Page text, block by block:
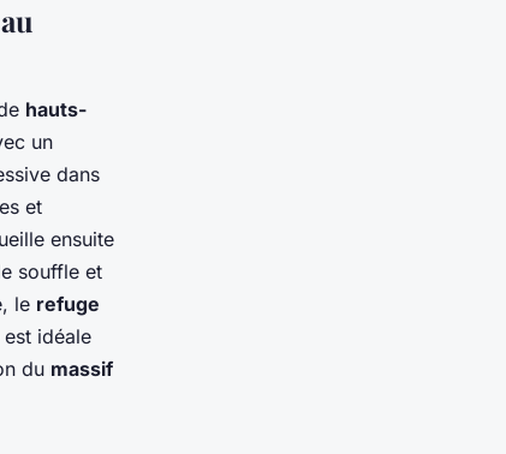
hauts-
un
dans
et
ensuite
souffle et
le refuge
idéale
du massif